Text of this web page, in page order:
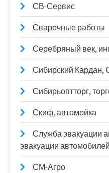
СВ-Сервис
Сварочные работы
Серебряный век,
Сибирский Кардан,
Сибирьоптторг,
Скиф, автомойка
Служба эвакуации
эвакуации автомобилей
СМ-Агро